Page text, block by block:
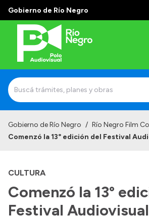
Gobierno de Río Negro
Delegaciones
Gobierno de Río Negro / Río Negro Film
Comenzó la 13° edición del Festival
CULTURA
Comenzó la 13°
Festival